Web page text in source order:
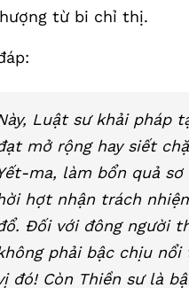
từ bi chỉ thị.
Luật sư khải pháp
mở rộng hay siết
ma, làm bổn quả
hợt nhận trách
Đối với đông người
phải bậc chịu
đó! Còn Thiền sư là